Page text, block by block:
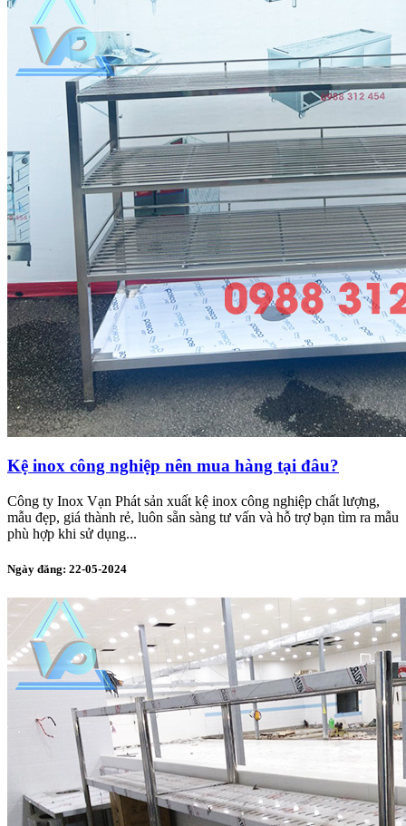
Kệ inox công nghiệp nên mua hàng tại đâu?
Công ty Inox Vạn Phát sản xuất kệ inox công nghiệp chất lượng,
mẫu đẹp, giá thành rẻ, luôn sẵn sàng tư vấn và hỗ trợ bạn tìm ra mẫu
phù hợp khi sử dụng...
Ngày đăng: 22-05-2024